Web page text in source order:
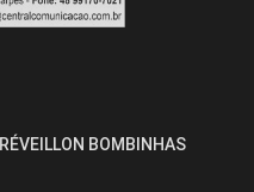
BOMBINHAS